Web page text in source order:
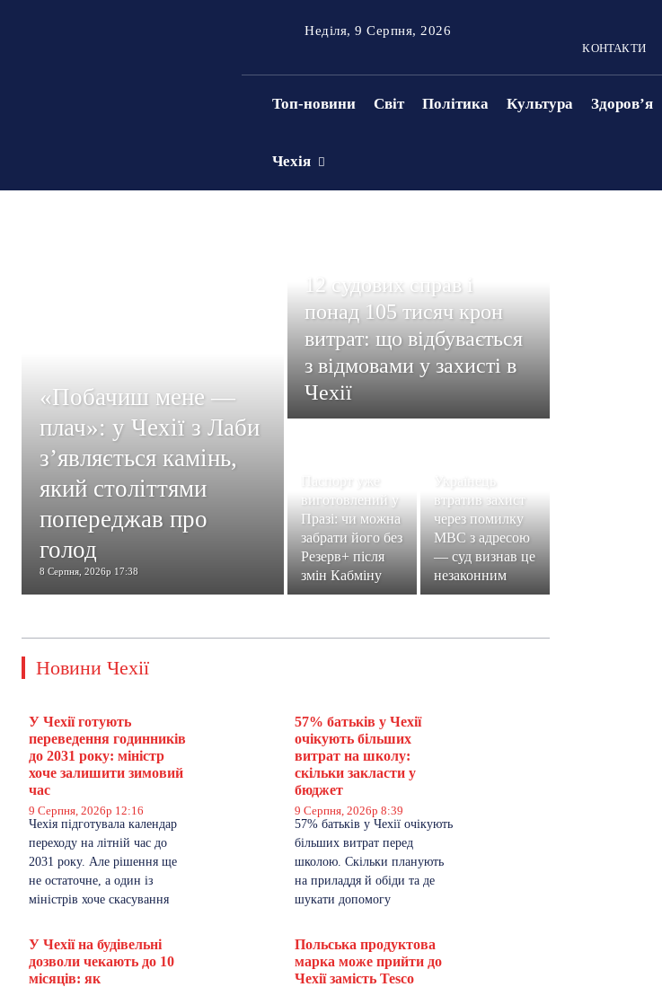
Неділя, 9 Серпня, 2026
КОНТАКТИ
Топ-новини Світ Політика Культура Здоровʼя
Чехія
«Побачиш мене —
плач»: у Чехії з Лаби
з’являється камінь,
який століттями
попереджав про
голод
8 Серпня, 2026р 17:38
12 судових справ і
понад 105 тисяч крон
витрат: що відбувається
з відмовами у захисті в
Чехії
Паспорт уже
виготовлений у
Празі: чи можна
забрати його без
Резерв+ після
змін Кабміну
Українець
втратив захист
через помилку
МВС з адресою
— суд визнав це
незаконним
Новини Чехії
У Чехії готують
переведення годинників
до 2031 року: міністр
хоче залишити зимовий
час
9 Серпня, 2026р 12:16
Чехія підготувала календар
переходу на літній час до
2031 року. Але рішення ще
не остаточне, а один із
міністрів хоче скасування
57% батьків у Чехії
очікують більших
витрат на школу:
скільки закласти у
бюджет
9 Серпня, 2026р 8:39
57% батьків у Чехії очікують
більших витрат перед
школою. Скільки планують
на приладдя й обіди та де
шукати допомогу
У Чехії на будівельні
дозволи чекають до 10
місяців: як
Польська продуктова
марка може прийти до
Чехії замість Tesco